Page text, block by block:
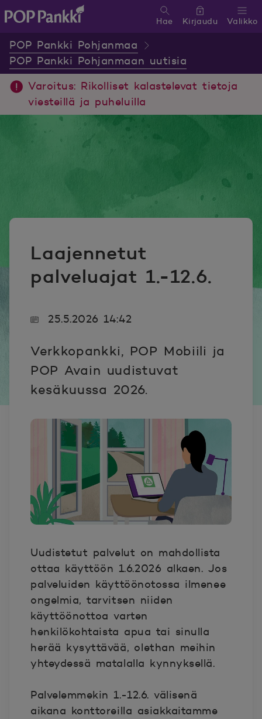
Valikko
Hae Kirjaudu
POP Pankki Pohjanmaa
POP Pankki Pohjanmaan uutisia
Varoitus: Rikolliset kalastelevat tietoja
viesteillä ja puheluilla
Laajennetut
palveluajat 1.-12.6.
25.5.2026 14:42
Verkkopankki, POP Mobiili ja
POP Avain uudistuvat
kesäkuussa 2026.
Uudistetut palvelut on mahdollista
ottaa käyttöön 1.6.2026 alkaen. Jos
palveluiden käyttöönotossa ilmenee
ongelmia, tarvitsen niiden
käyttöönottoa varten
henkilökohtaista apua tai sinulla
herää kysyttävää, olethan meihin
yhteydessä matalalla kynnyksellä.
Palvelemmekin 1.-12.6. välisenä
aikana konttoreilla asiakkaitamme